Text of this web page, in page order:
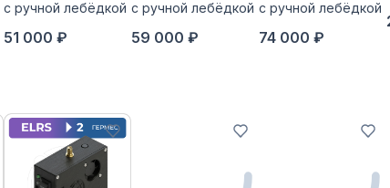
с ручной лебёдкой
51 000 ₽
с ручной лебёдкой
59 000 ₽
с ручной лебёдкой
74 000 ₽